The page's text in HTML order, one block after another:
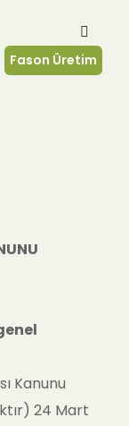
Fason Üretim
Kanunu
24 Mart